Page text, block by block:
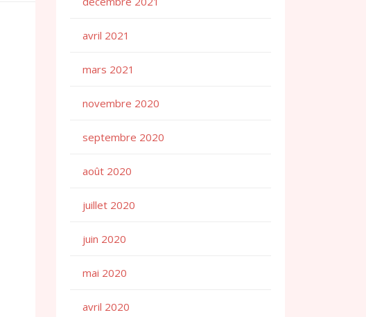
avril 2021
mars 2021
novembre 2020
septembre 2020
août 2020
juillet 2020
juin 2020
mai 2020
avril 2020